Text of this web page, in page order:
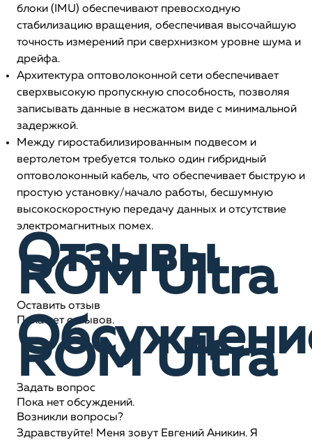
блоки (IMU) обеспечивают превосходную
стабилизацию вращения, обеспечивая высочайшую
точность измерений при сверхнизком уровне шума и
дрейфа.
Архитектура оптоволоконной сети обеспечивает
сверхвысокую пропускную способность, позволяя
записывать данные в несжатом виде с минимальной
задержкой.
Между гиростабилизированным подвесом и
вертолетом требуется только один гибридный
оптоволоконный кабель, что обеспечивает быструю и
простую установку/начало работы, бесшумную
высокоскоростную передачу данных и отсутствие
электромагнитных помех.
Отзывы
ROM Ultra
Оставить отзыв
Пока нет отзывов.
ROM Ultra
Задать вопрос
Пока нет обсуждений.
Возникли вопросы?
Здравствуйте! Меня зовут Евгений Аникин. Я